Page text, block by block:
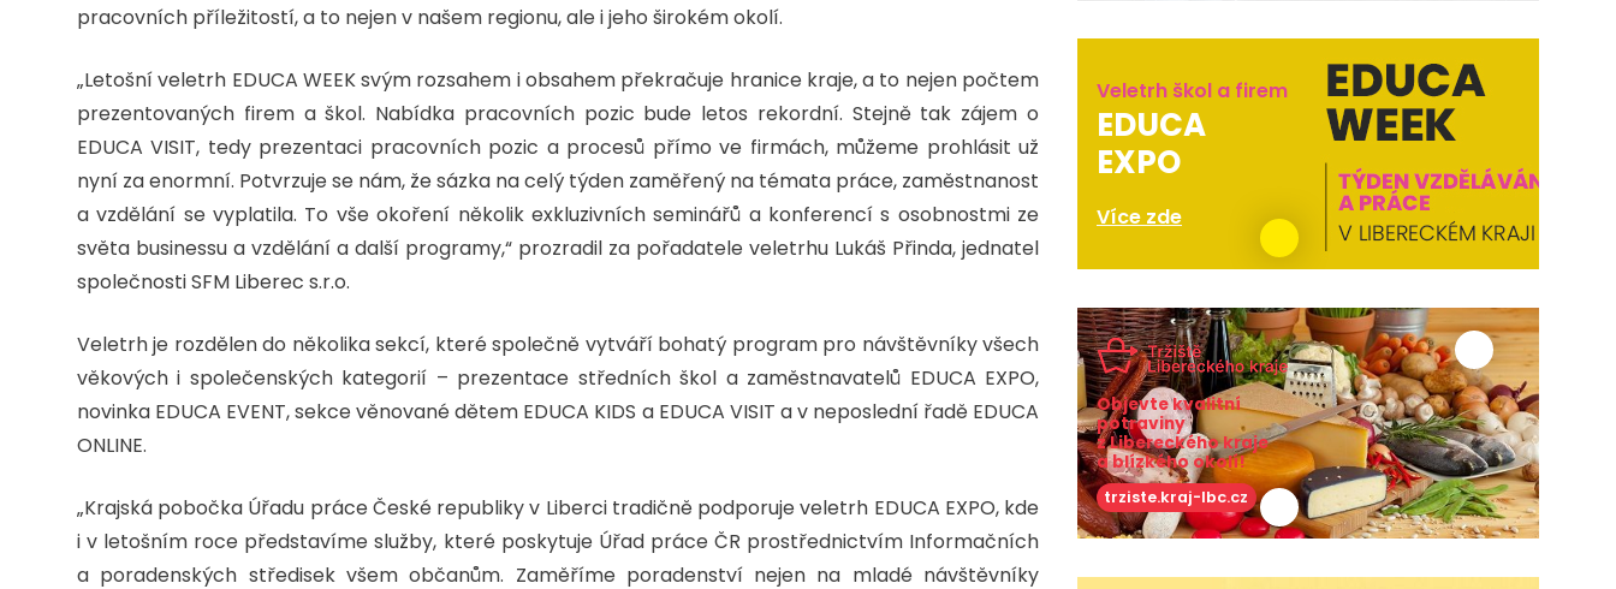
pracovních příležitostí, a to nejen v našem regionu, ale i jeho širokém okolí.
„Letošní veletrh EDUCA WEEK svým rozsahem i obsahem překračuje hranice kraje, a to nejen počtem
prezentovaných firem a škol. Nabídka pracovních pozic bude letos rekordní. Stejně tak zájem o
EDUCA VISIT, tedy prezentaci pracovních pozic a procesů přímo ve firmách, můžeme prohlásit už
nyní za enormní. Potvrzuje se nám, že sázka na celý týden zaměřený na témata práce, zaměstnanost
a vzdělání se vyplatila. To vše okoření několik exkluzivních seminářů a konferencí s osobnostmi ze
světa businessu a vzdělání a další programy,“ prozradil za pořadatele veletrhu Lukáš Přinda, jednatel
společnosti SFM Liberec s.r.o.
Veletrh je rozdělen do několika sekcí, které společně vytváří bohatý program pro návštěvníky všech
věkových i společenských kategorií – prezentace středních škol a zaměstnavatelů EDUCA EXPO,
novinka EDUCA EVENT, sekce věnované dětem EDUCA KIDS a EDUCA VISIT a v neposlední řadě EDUCA
ONLINE.
„Krajská pobočka Úřadu práce České republiky v Liberci tradičně podporuje veletrh EDUCA EXPO, kde
i v letošním roce představíme služby, které poskytuje Úřad práce ČR prostřednictvím Informačních
a poradenských středisek všem občanům. Zaměříme poradenství nejen na mladé návštěvníky
Veletrh škol a firem
EDUCA
EXPO
Více zde
Objevte kvalitní
potraviny
z Libereckého kraje
a blízkého okolí!
trziste.kraj-lbc.cz